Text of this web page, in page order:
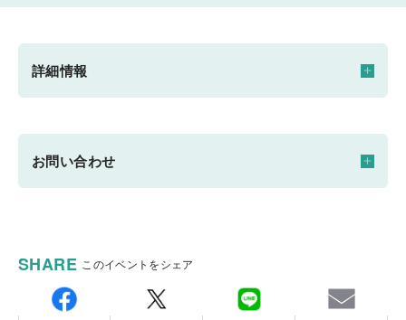
点検時の所要時間は30分から1時間程度です。
近年、地球温暖化による台風の大型化や記録的な豪雨が多
い。
ご相談ご希望の際は事前予約をお願いいたします。
詳細情報
開催日時
申込み】フォームにてご予約ください。
毎週火曜日・水曜日は定休日です。
お問い合わせ
〒3300081
埼玉県さいたま市中央区新都心4-3(ｳｪｲｸﾋﾞﾙ5階)
SHARE このイベントをシェア